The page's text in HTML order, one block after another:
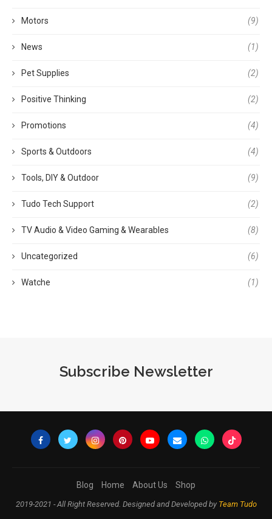
Motors (9)
News (1)
Pet Supplies (2)
Positive Thinking (2)
Promotions (4)
Sports & Outdoors (4)
Tools, DIY & Outdoor (9)
Tudo Tech Support (2)
TV Audio & Video Gaming & Wearables (8)
Uncategorized (6)
Watche (1)
Subscribe Newsletter
Blog Home About Us Shop
2019-2021 - All Right Reserved. Designed and Developed by Team Tudo